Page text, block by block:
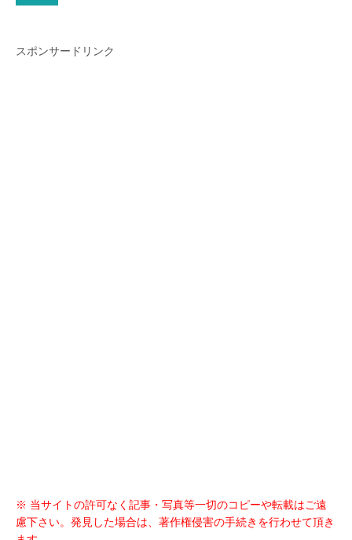
スポンサードリンク
※ 当サイトの許可なく記事・写真等一切のコピーや転載はご遠
慮下さい。発見した場合は、著作権侵害の手続きを行わせて頂き